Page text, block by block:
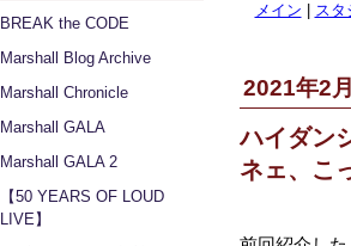
BREAK the CODE
Marshall Blog Archive
Marshall Chronicle
Marshall GALA
Marshall GALA 2
【50 YEARS OF LOUD
LIVE】
メイン
スタ
2021年2
ハイダン
ネェ、こ